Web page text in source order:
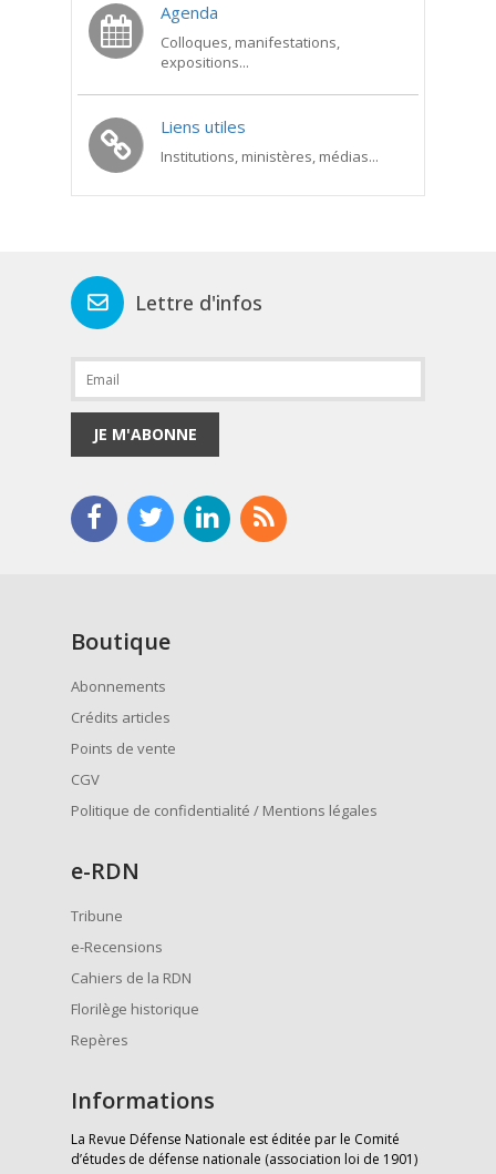
Agenda
Colloques, manifestations,
expositions...
Liens utiles
Institutions, ministères, médias...
Lettre d'infos
JE M'ABONNE
Boutique
Abonnements
Crédits articles
Points de vente
CGV
Politique de confidentialité / Mentions légales
e-RDN
Tribune
e-Recensions
Cahiers de la RDN
Florilège historique
Repères
Informations
La Revue Défense Nationale est éditée par le Comité
d’études de défense nationale (association loi de 1901)